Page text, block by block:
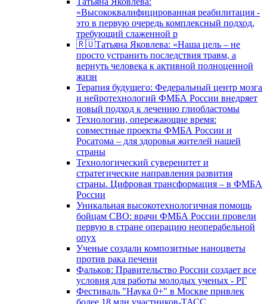
«Высококвалифицированная реабилитация -
это в первую очередь комплексный подход,
требующий слаженной р
🇷🇺Татьяна Яковлева: «Наша цель – не
просто устранить последствия травм, а
вернуть человека к активной полноценной
жизн
Терапия будущего: Федеральный центр мозга
и нейротехнологий ФМБА России внедряет
новый подход к лечению глиобластомы
Технологии, опережающие время:
совместные проекты ФМБА России и
Росатома – для здоровья жителей нашей
страны
Технологический суверенитет и
стратегические направления развития
страны. Цифровая трансформация – в ФМБА
России
Уникальная высокотехнологичная помощь
бойцам СВО: врачи ФМБА России провели
первую в стране операцию неоперабельной
опух
Ученые создали композитные наноцветы
против рака печени
Фальков: Правительство России создает все
условия для работы молодых ученых - РГ
Фестиваль "Наука 0+" в Москве привлек
более 18 млн участников-ТАСС